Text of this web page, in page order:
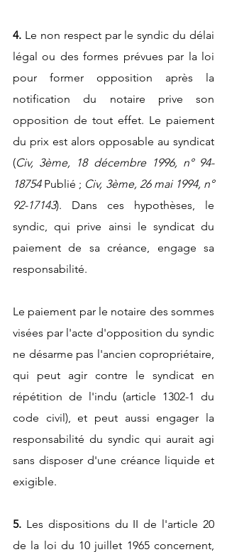
4. Le non respect par le syndic du délai
légal ou des formes prévues par la loi
pour former opposition après la
notification du notaire prive son
opposition de tout effet. Le paiement
du prix est alors opposable au syndicat
(Civ, 3ème, 18 décembre 1996, n° 94-
18754 Publié ; Civ, 3ème, 26 mai 1994, n°
92-17143). Dans ces hypothèses, le
syndic, qui prive ainsi le syndicat du
paiement de sa créance, engage sa
responsabilité.
Le paiement par le notaire des sommes
visées par l'acte d'opposition du syndic
ne désarme pas l'ancien copropriétaire,
qui peut agir contre le syndicat en
répétition de l'indu (article 1302-1 du
code civil), et peut aussi engager la
responsabilité du syndic qui aurait agi
sans disposer d'une créance liquide et
exigible.
5. Les dispositions du II de l'article 20
de la loi du 10 juillet 1965 concernent,